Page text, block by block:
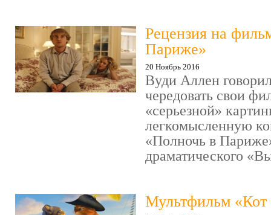
Рецензия на
Париже»
20 Ноябрь 2016
Вуди Аллен
чередовать свои
«серьезной»
легкомысленную
«Полночь в
драматического
Мультфильм «Кот